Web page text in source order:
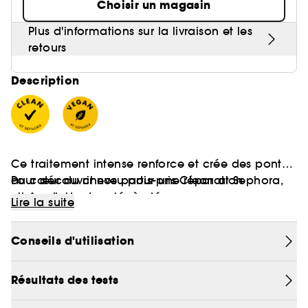
Choisir un magasin
Plus d'informations sur la livraison et les
retours
Description
Ce traitement intense renforce et crée des ponts
au cœur du cheveu pour une réparation
profonde, tout en légèreté.
Sa nouvelle technologie issue du pouvoir des
plantes répare les 3 niveaux clés de la fibre
Pour découvrir nos partis-pris Clean at Sephora,
cliquezici
animale.
Lire la suite
Conseils d'utilisation
Résultats des tests